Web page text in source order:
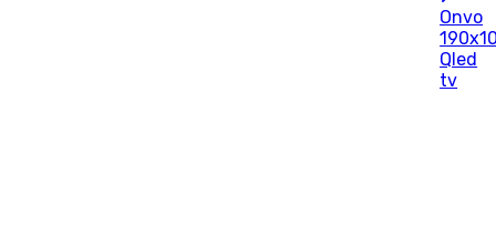
Onvo
Qled
tv